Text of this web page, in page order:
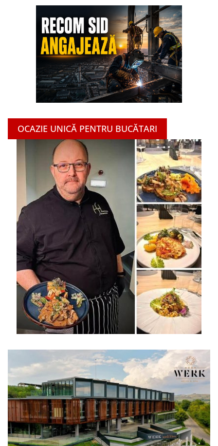
OCAZIE UNICĂ PENTRU BUCĂTARI